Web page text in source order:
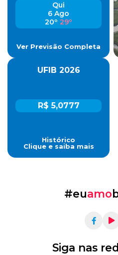
Qui
6 Ago
20º 29º
Ver Previsão Completa
UFIB 2026
R$ 5,0777
Histórico
Clique e saiba mais
#euamo
Siga nas